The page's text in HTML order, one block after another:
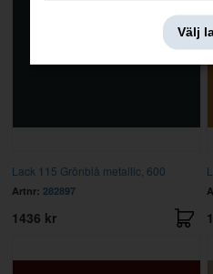
Lack 115 Grönblå metallic, 600
Artnr: 282897
1436 kr
Välj